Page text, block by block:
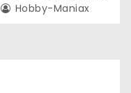
Hobby-Maniax